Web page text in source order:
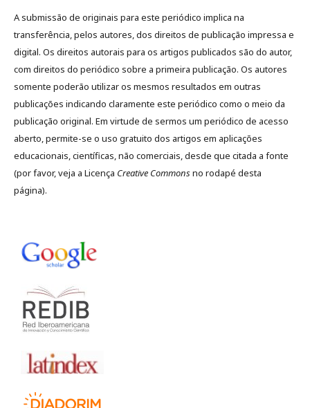
A submissão de originais para este periódico implica na
transferência, pelos autores, dos direitos de publicação impressa e
digital. Os direitos autorais para os artigos publicados são do autor,
com direitos do periódico sobre a primeira publicação. Os autores
somente poderão utilizar os mesmos resultados em outras
publicações indicando claramente este periódico como o meio da
publicação original. Em virtude de sermos um periódico de acesso
aberto, permite-se o uso gratuito dos artigos em aplicações
educacionais, científicas, não comerciais, desde que citada a fonte
(por favor, veja a Licença Creative Commonsno rodapé desta
página).